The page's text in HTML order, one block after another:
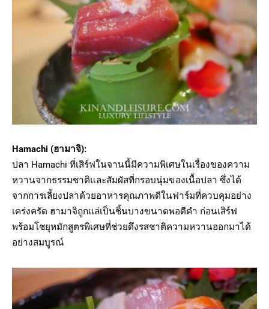
Hamachi (ฮามาจิ):
ปลา Hamachi ที่เสิร์ฟในจานนี้มีความพิเศษในเรื่องของความ
หวานจากธรรมชาติและสัมผัสที่กรอบนุ่มของเนื้อปลา ซึ่งได้
จากการเลี้ยงปลาด้วยอาหารคุณภาพดีในฟาร์มที่ควบคุมอย่าง
เคร่งครัด ฮามาจิถูกแล่เป็นชิ้นบางขนาดพอดีคำ ก่อนเสิร์ฟ
พร้อมโชยุหมักสูตรพิเศษที่ช่วยดึงรสชาติความหวานออกมาได้
อย่างสมบูรณ์